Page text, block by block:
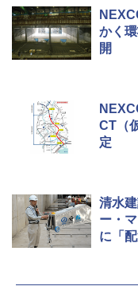
かく
開
CT（
定
清水
ー・
に「